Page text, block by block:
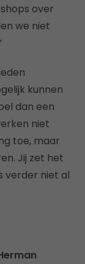
over
we niet
kunnen
dan een
niet
toe, maar
Jij zet het
verder niet al